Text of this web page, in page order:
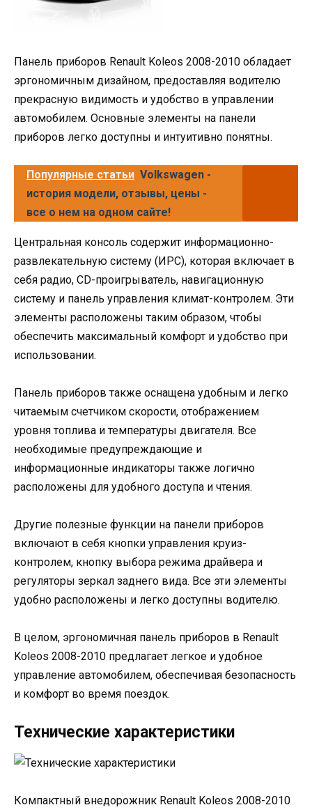
Панель приборов Renault Koleos 2008-2010 обладает
эргономичным дизайном, предоставляя водителю
прекрасную видимость и удобство в управлении
автомобилем. Основные элементы на панели
приборов легко доступны и интуитивно понятны.
Популярные статьи Volkswagen -
история модели, отзывы, цены -
все о нем на одном сайте!
Центральная консоль содержит информационно-
развлекательную систему (ИРС), которая включает в
себя радио, CD-проигрыватель, навигационную
систему и панель управления климат-контролем. Эти
элементы расположены таким образом, чтобы
обеспечить максимальный комфорт и удобство при
использовании.
Панель приборов также оснащена удобным и легко
читаемым счетчиком скорости, отображением
уровня топлива и температуры двигателя. Все
необходимые предупреждающие и
информационные индикаторы также логично
расположены для удобного доступа и чтения.
Другие полезные функции на панели приборов
включают в себя кнопки управления круиз-
контролем, кнопку выбора режима драйвера и
регуляторы зеркал заднего вида. Все эти элементы
удобно расположены и легко доступны водителю.
В целом, эргономичная панель приборов в Renault
Koleos 2008-2010 предлагает легкое и удобное
управление автомобилем, обеспечивая безопасность
и комфорт во время поездок.
Технические характеристики
Компактный внедорожник Renault Koleos 2008-2010